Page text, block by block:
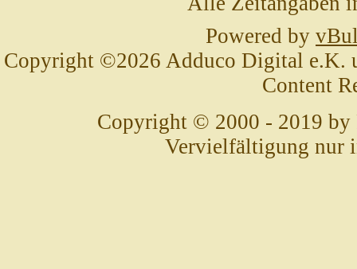
Powered by
Copyright ©2026 Adduco Digital e.K.
Content
Copyright © 2000 - 2019 by
Vervielfältigung nur